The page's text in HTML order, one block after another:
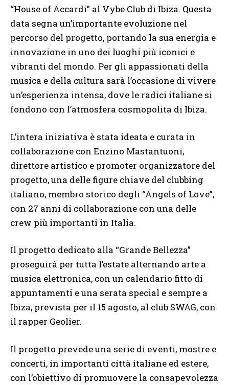
“House of Accardi” al Vybe Club di Ibiza. Questa
data segna un’importante evoluzione nel
percorso del progetto, portando la sua energia e
innovazione in uno dei luoghi più iconici e
vibranti del mondo. Per gli appassionati della
musica e della cultura sarà l’occasione di vivere
un’esperienza intensa, dove le radici italiane si
fondono con l’atmosfera cosmopolita di Ibiza.
L’intera iniziativa è stata ideata e curata in
collaborazione con Enzino Mastantuoni,
direttore artistico e promoter organizzatore del
progetto, una delle figure chiave del clubbing
italiano, membro storico degli “Angels of Love”,
con 27 anni di collaborazione con una delle
crew più importanti in Italia.
Il progetto dedicato alla “Grande Bellezza”
proseguirà per tutta l’estate alternando arte a
musica elettronica, con un calendario fitto di
appuntamenti e una serata special e sempre a
Ibiza, prevista per il 15 agosto, al club SWAG, con
il rapper Geolier.
Il progetto prevede una serie di eventi, mostre e
concerti, in importanti città italiane ed estere,
con l’obiettivo di promuovere la consapevolezza